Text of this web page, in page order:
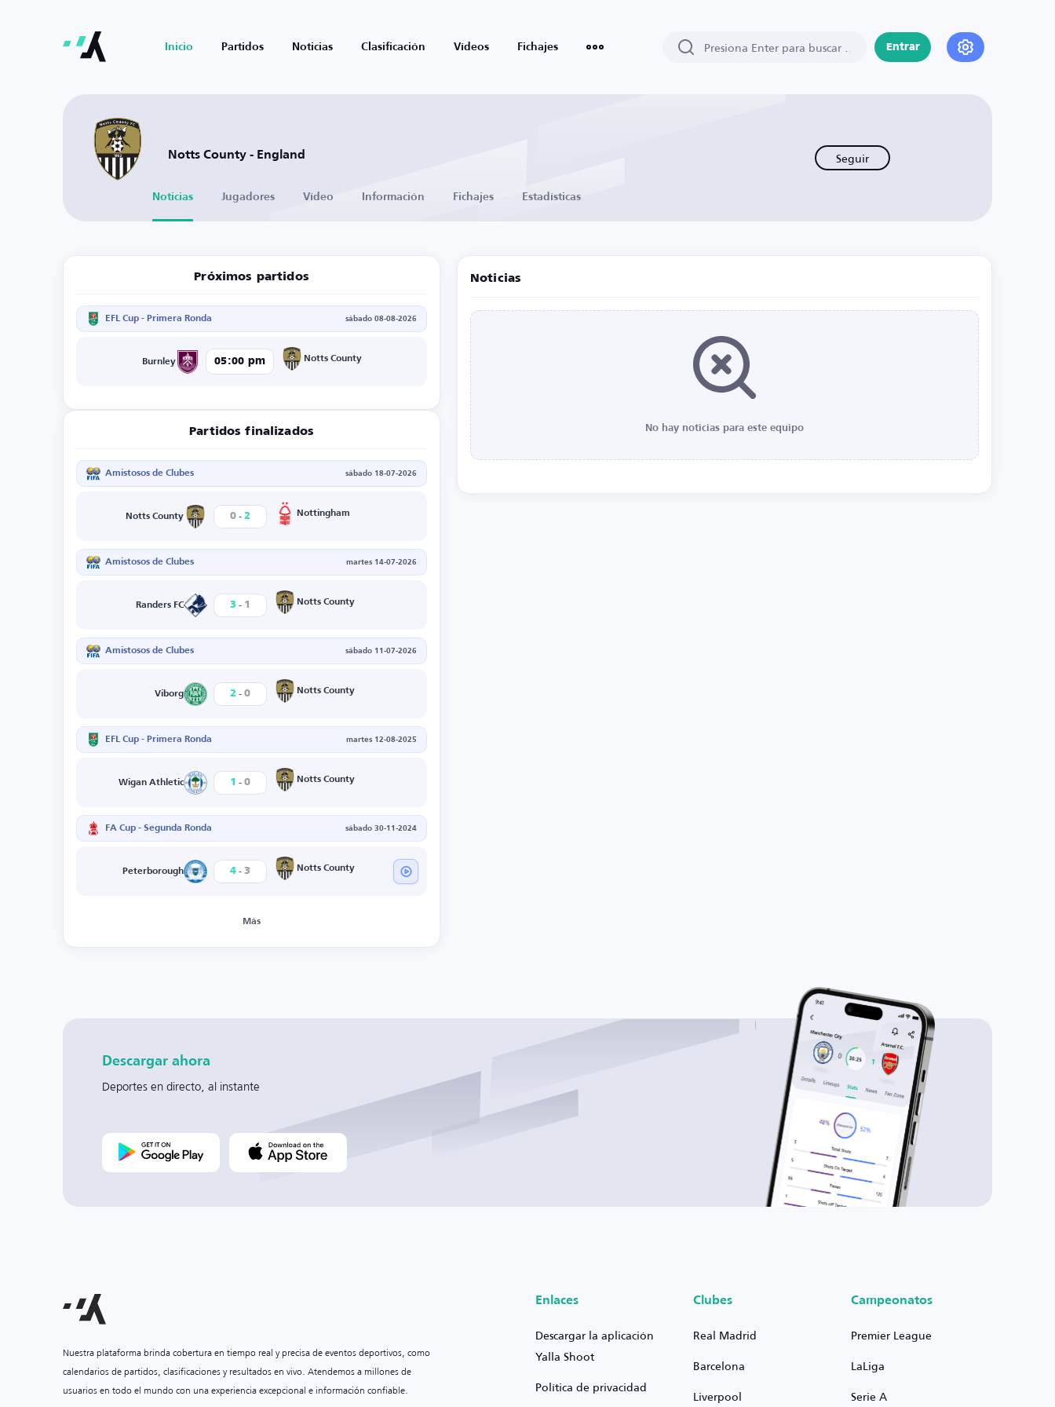
Inicio Partidos Noticias Clasificación Vídeos Fichajes Entrar
Notts County - England Seguir
Noticias Jugadores Vídeo Información Fichajes Estadísticas
Próximos partidos
EFL Cup - Primera Ronda sábado 08-08-2026
Burnley 05:00 pm Notts County
Partidos finalizados
Amistosos de Clubes sábado 18-07-2026
Notts County 0 - 2 Nottingham
Amistosos de Clubes martes 14-07-2026
Randers FC 3 - 1 Notts County
Amistosos de Clubes sábado 11-07-2026
Viborg 2 - 0 Notts County
EFL Cup - Primera Ronda martes 12-08-2025
Wigan Athletic 1 - 0 Notts County
FA Cup - Segunda Ronda sábado 30-11-2024
Peterborough 4 - 3 Notts County
Más
Noticias
No hay noticias para este equipo
Descargar ahora
Deportes en directo, al instante
Nuestra plataforma brinda cobertura en tiempo real y precisa de eventos deportivos, como
calendarios de partidos, clasificaciones y resultados en vivo. Atendemos a millones de
usuarios en todo el mundo con una experiencia excepcional e información confiable.
Enlaces
Descargar la aplicación
Yalla Shoot
Política de privacidad
Clubes
Real Madrid
Barcelona
Liverpool
Campeonatos
Premier League
LaLiga
Serie A